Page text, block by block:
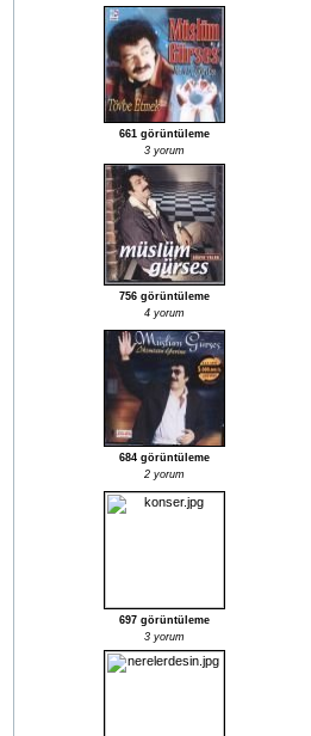
661 görüntüleme
3 yorum
756 görüntüleme
4 yorum
684 görüntüleme
2 yorum
697 görüntüleme
3 yorum